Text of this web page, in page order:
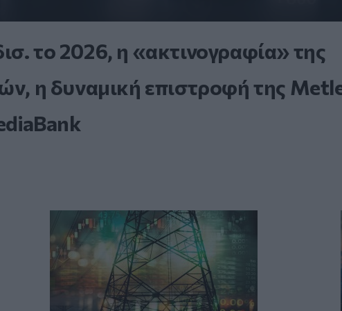
το 2026, η «ακτινογραφία» της
η δυναμική επιστροφή της